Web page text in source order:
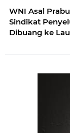
WNI Asal
Sindikat
Dibuang ke